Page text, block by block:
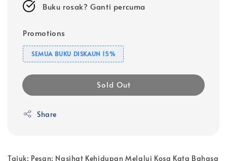
Buku rosak? Ganti percuma
Promotions
SEMUA BUKU DISKAUN 15%
Sold Out
Share
Tajuk: Pesan: Nasihat Kehidupan Melalui Kosa Kata Bahasa